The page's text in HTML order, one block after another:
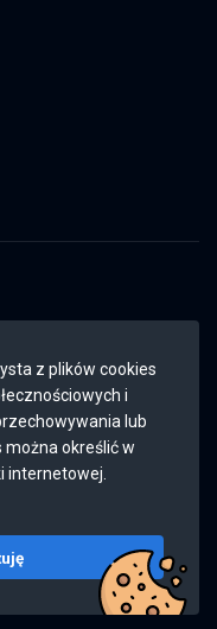
z plików cookies
i
lub
można określić w
internetowej.
Wszystkie prawa